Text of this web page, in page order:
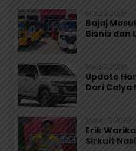
Mei 29, 2026
Bajaj
Bisnis dan
Mei 29, 2026
Update
Dari Calya
Maret 5, 2026
Erik
Sirkuit